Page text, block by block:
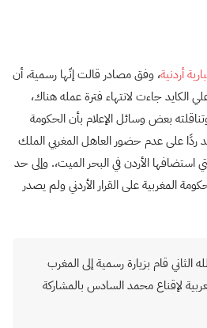
أردنية، وفق مصادر قالت إنّها رسمية، أن
الكايد جاءت لانتهاء فترة عمله هناك،
بعض وسائل الإعلام بأن الحكومة
ردًا على عدم حضور العاهل المغربي الملك
استضافها الأردن في البحر الميت،. وإلى حد
المغربية على القرار الأردني ولم يصدر
الثاني قام بزيارة رسمية إلى المغرب
لإقناع محمد السادس بالمشاركة